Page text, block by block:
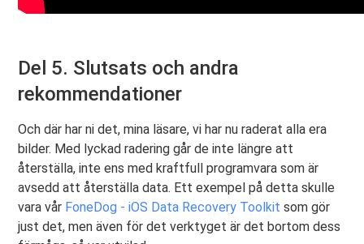
Del 5. Slutsats och andra
rekommendationer
Och där har ni det, mina läsare, vi har nu raderat alla era
bilder. Med lyckad radering går de inte längre att
återställa, inte ens med kraftfull programvara som är
avsedd att återställa data. Ett exempel på detta skulle
vara vår FoneDog - iOS Data Recovery Toolkit som gör
just det, men även för det verktyget är det bortom dess